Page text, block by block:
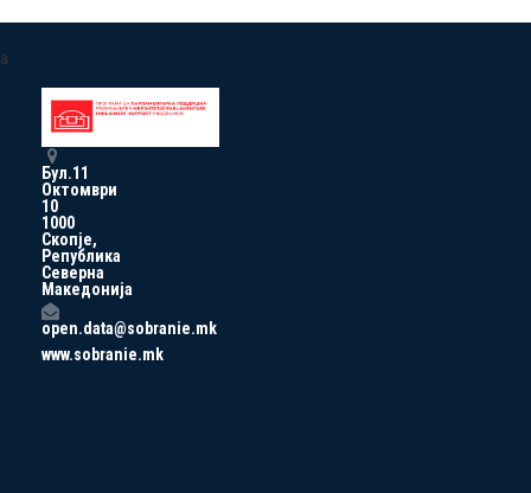
a
Бул.11
Октомври
10
1000
Скопје,
Република
Северна
Македонија
open.data@sobranie.mk
www.sobranie.mk